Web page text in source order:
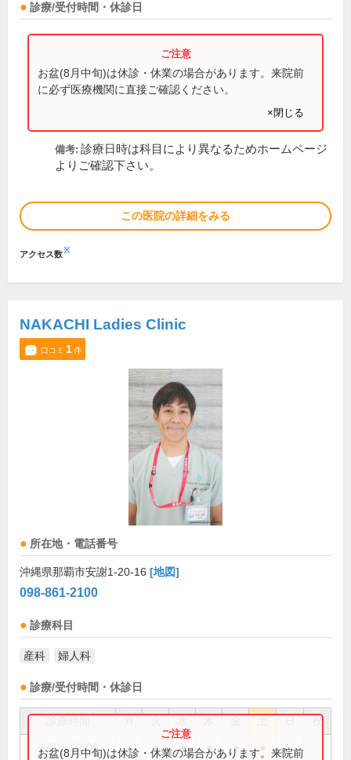
診療/受付時間・休診日
お盆(8月中旬)は休診・休業の場合があります。来院前
に必ず医療機関に直接ご確認ください。
×閉じる
備考: 診療日時は科目により異なるためホームページ
よりご確認下さい。
この医院の詳細をみる
アクセス数※
NAKACHI Ladies Clinic
口コミ 1件
所在地・電話番号
沖縄県那覇市安謝1-20-16 [地図]
098-861-2100
診療科目
産科 婦人科
診療/受付時間・休診日
祝
9:00～12:00 ● ● ● ● ●
お盆(8月中旬)は休診・休業の場合があります。来院前